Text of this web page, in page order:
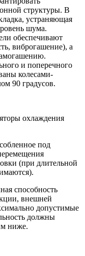
структуры. В
устраняющая
шума.
обеспечивают
виброгашение), а
и поперечного
колесами-
90 градусов.
охлаждения
под
(при длительной
способность
внешней
допустимые
должны
ниже.